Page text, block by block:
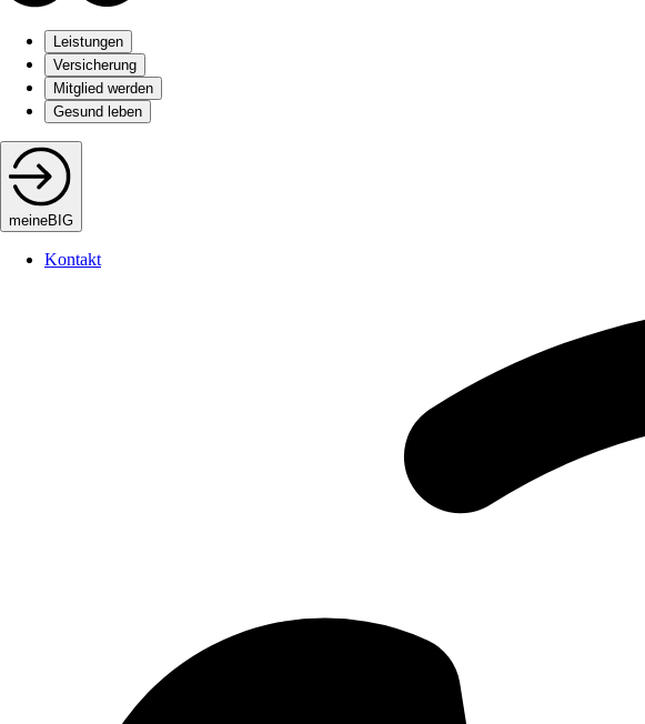
Leistungen
Versicherung
Mitglied werden
Gesund leben
meineBIG
Kontakt